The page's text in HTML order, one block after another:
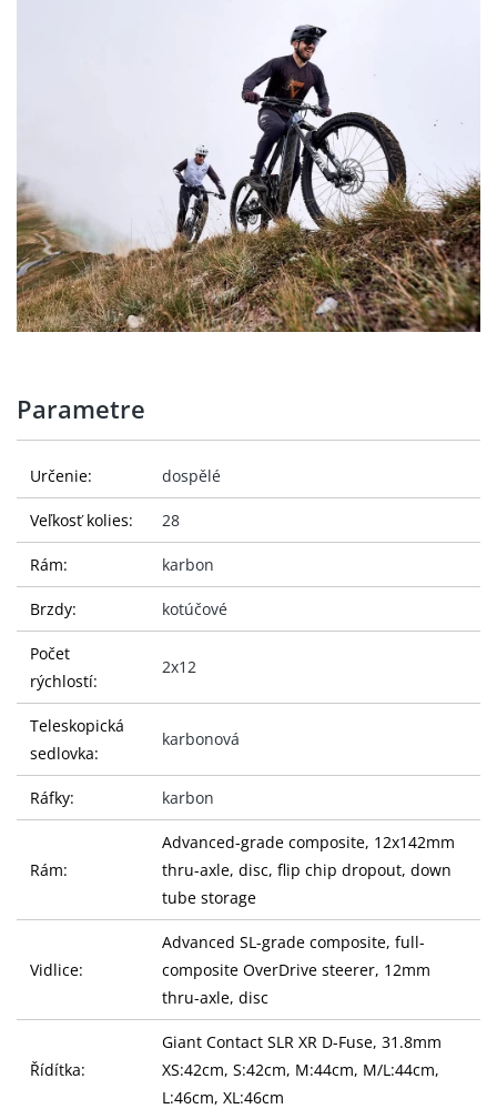
Parametre
Určenie: dospělé
Veľkosť kolies: 28
Rám: karbon
Brzdy: kotúčové
Počet
rýchlostí:
2x12
Teleskopická
sedlovka:
karbonová
Ráfky: karbon
Rám:
Advanced-grade composite, 12x142mm
thru-axle, disc, flip chip dropout, down
tube storage
Vidlice:
Advanced SL-grade composite, full-
composite OverDrive steerer, 12mm
thru-axle, disc
Řídítka:
Giant Contact SLR XR D-Fuse, 31.8mm
XS:42cm, S:42cm, M:44cm, M/L:44cm,
L:46cm, XL:46cm